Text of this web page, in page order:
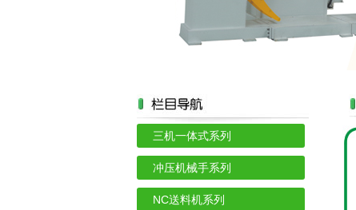
三机一体式系列
冲压机械手系列
NC送料机系列